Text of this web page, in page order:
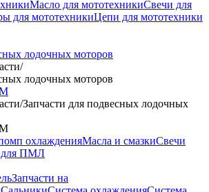
Масло для мототехникиСвечи для
для мототехникиЦепи для мототехники
лодочных моторов
/
лодочных моторов
/Запчасти для подвесных лодочных
охлажденияМасла и смазкиСвечи
для ПМЛ
Запчасти на